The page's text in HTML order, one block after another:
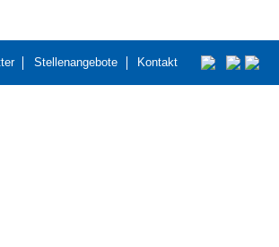
Stellenangebote Kontakt